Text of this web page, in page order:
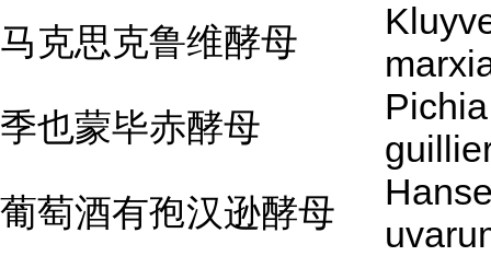
马克思克鲁维酵母
季也蒙毕赤酵母
Pichia
葡萄酒有孢汉逊酵母